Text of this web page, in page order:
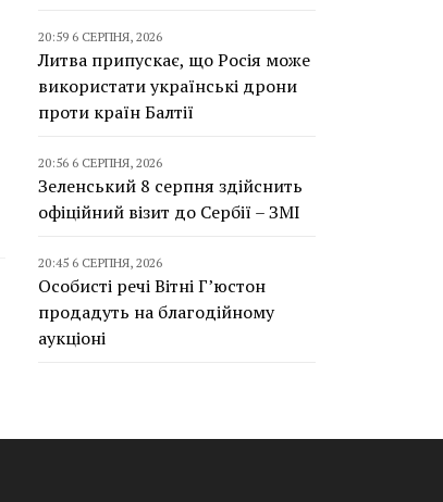
20:59 6 СЕРПНЯ, 2026
Литва припускає, що Росія може
використати українські дрони
проти країн Балтії
20:56 6 СЕРПНЯ, 2026
Зеленський 8 серпня здійснить
офіційний візит до Сербії – ЗМІ
20:45 6 СЕРПНЯ, 2026
Особисті речі Вітні Г’юстон
продадуть на благодійному
аукціоні